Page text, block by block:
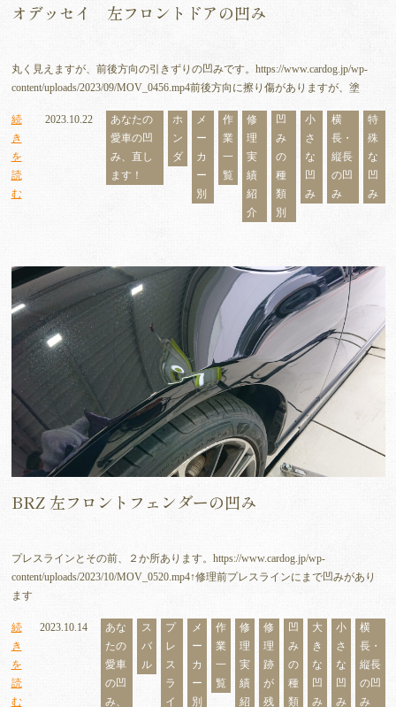
オデッセイ 左フロントドアの凹み
丸く見えますが、前後方向の引きずりの凹みです。https://www.cardog.jp/wp-
content/uploads/2023/09/MOV_0456.mp4前後方向に擦り傷がありますが、塗
続
き
を
読
む
2023.10.22
あなたの
愛車の凹
み、直し
ます！
ホ
ン
ダ
メ
ー
カ
ー
別
作
業
一
覧
修
理
実
績
紹
介
凹
み
の
種
類
別
小
さ
な
凹
み
横
長・
縦長
の凹
み
特
殊
な
凹
み
BRZ 左フロントフェンダーの凹み
プレスラインとその前、２か所あります。https://www.cardog.jp/wp-
content/uploads/2023/10/MOV_0520.mp4↑修理前プレスラインにまで凹みがあり
ます
続
き
を
読
む
2023.10.14
あな
たの
愛車
の凹
み、
ス
バ
ル
プ
レ
ス
ラ
イ
メ
ー
カ
ー
別
作
業
一
覧
修
理
実
績
紹
修
理
跡
が
残
凹
み
の
種
類
大
き
な
凹
み
小
さ
な
凹
み
横
長・
縦長
の凹
み